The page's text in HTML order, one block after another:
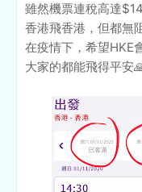
雖然機票連稅高達
香港飛香港，但都無
在疫情下，希望HKE
大家的都能飛得平安